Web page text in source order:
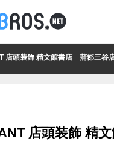
装飾 精文館書店 蒲郡三谷店
店頭装飾 精